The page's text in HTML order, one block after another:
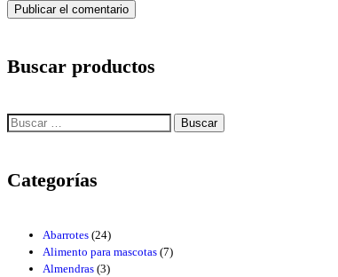
Buscar productos
Categorías
Abarrotes (24)
Alimento para mascotas (7)
Almendras (3)